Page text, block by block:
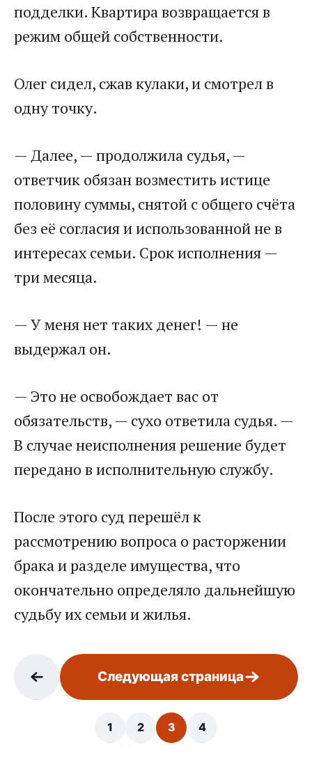
подделки. Квартира возвращается в
режим общей собственности.
Олег сидел, сжав кулаки, и смотрел в
одну точку.
— Далее, — продолжила судья, —
ответчик обязан возместить истице
половину суммы, снятой с общего счёта
без её согласия и использованной не в
интересах семьи. Срок исполнения —
три месяца.
— У меня нет таких денег! — не
выдержал он.
— Это не освобождает вас от
обязательств, — сухо ответила судья. —
В случае неисполнения решение будет
передано в исполнительную службу.
После этого суд перешёл к
рассмотрению вопроса о расторжении
брака и разделе имущества, что
окончательно определяло дальнейшую
судьбу их семьи и жилья.
Следующая страница
1 2 3 4